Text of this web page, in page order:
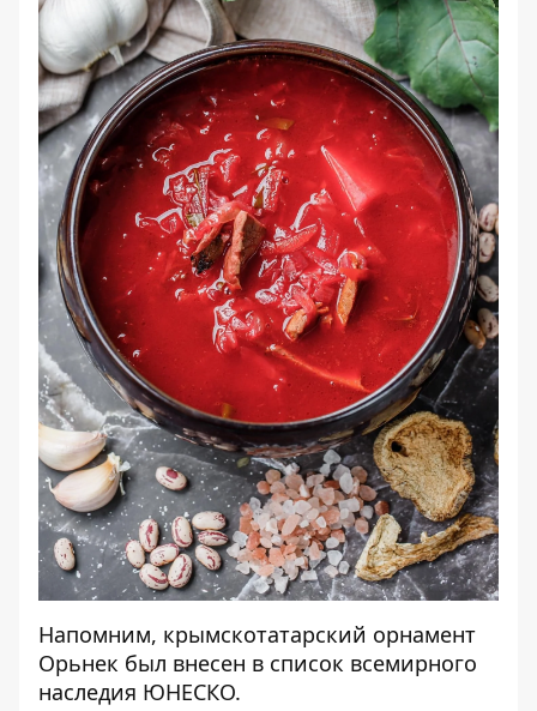
Напомним, крымскотатарский орнамент
Орьнек был внесен в список всемирного
наследия ЮНЕСКО.